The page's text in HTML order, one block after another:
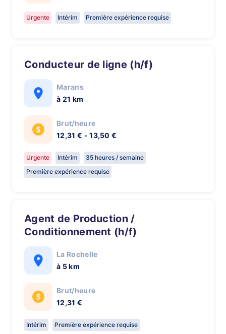
Urgente Intérim Première expérience requise
Conducteur de ligne (h/f)
Marans
à 21 km
Brut/heure
12,31 € - 13,50 €
Urgente Intérim
35 heures / semaine
Première expérience requise
Agent de Production /
Conditionnement (h/f)
La Rochelle
à 5 km
Brut/heure
12,31 €
Intérim Première expérience requise